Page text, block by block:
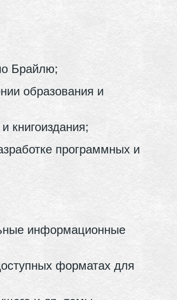
Брайлю;
образования и
книгоиздания;
программных и
информационные
форматах для